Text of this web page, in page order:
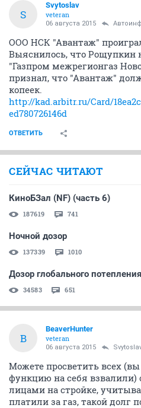
S
Svytoslav
veteran
06 августа 2015
ООО НСК "Авантаж"
Выяснилось, что Рощупкин
"Газпром межрегионгаз
признал, что "Авантаж"
копеек.
http://kad.arbitr.ru/Card/
ed780726146d
ОТВЕТИТЬ
СЕЙЧАС ЧИТАЮТ
КиноБЗал (NF) (часть 6)
187619 741
Ночной дозор
137339 1010
Дозор глобального
34583 651
B
BeaverHunter
veteran
06 августа 2015
Можете просветить всех
функцию на себя взвалили)
лицами на стройке,
платили за газ, такой долг